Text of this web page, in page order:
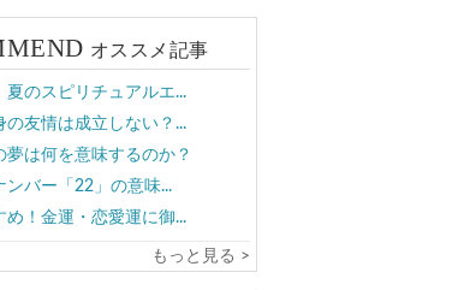
オススメ記事
夏のスピリチュアルエ...
の友情は成立しない？...
夢は何を意味するのか？
ンバー「22」の意味...
め！金運・恋愛運に御...
もっと見る >